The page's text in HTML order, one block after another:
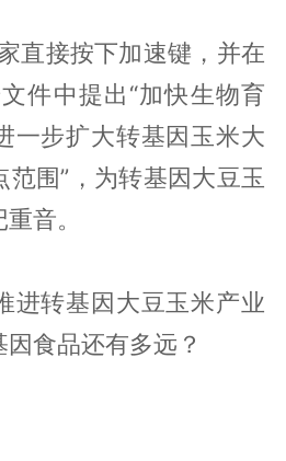
直接按下加速键，并在
件中提出“加快生物育
一步扩大转基因玉米大
围”，为转基因大豆玉
音。
进转基因大豆玉米产业
食品还有多远？